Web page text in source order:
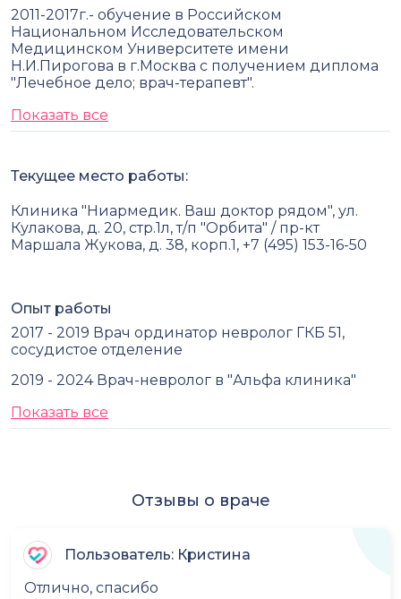
2011-2017г.- обучение в Российском
Национальном Исследовательском
Медицинском Университете имени
Н.И.Пирогова в г.Москва с получением диплома
"Лечебное дело; врач-терапевт".
Показать все
Текущее место работы:
Клиника "Ниармедик. Ваш доктор рядом", ул.
Кулакова, д. 20, стр.1л, т/п "Орбита" / пр-кт
Маршала Жукова, д. 38, корп.1, +7 (495) 153-16-50
Опыт работы
2017 - 2019 Врач ординатор невролог ГКБ 51,
сосудистое отделение
2019 - 2024 Врач-невролог в "Альфа клиника"
Показать все
Отзывы о враче
Пользователь: Кристина
Отлично, спасибо